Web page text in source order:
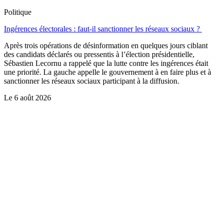
Politique
Ingérences électorales : faut-il sanctionner les réseaux sociaux ?
Après trois opérations de désinformation en quelques jours ciblant
des candidats déclarés ou pressentis à l’élection présidentielle,
Sébastien Lecornu a rappelé que la lutte contre les ingérences était
une priorité. La gauche appelle le gouvernement à en faire plus et à
sanctionner les réseaux sociaux participant à la diffusion.
Le 6 août 2026